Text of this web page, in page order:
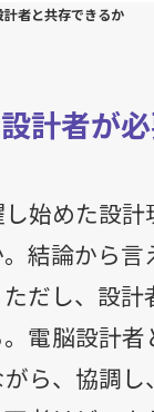
者と共存できるか
計者が
始めた設
結論から
だし、設
電脳設計
ら、協調